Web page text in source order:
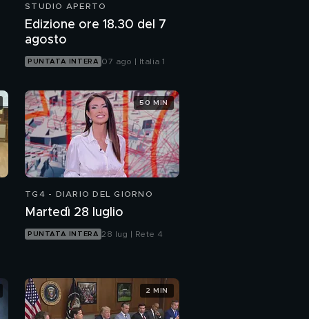
STUDIO APERTO
Edizione ore 18.30 del 7
agosto
PUNTATA INTERA 07 ago | Italia 1
TG4 - DIARIO DEL GIORNO
Martedì 28 luglio
PUNTATA INTERA 28 lug | Rete 4
50 MIN
2 MIN